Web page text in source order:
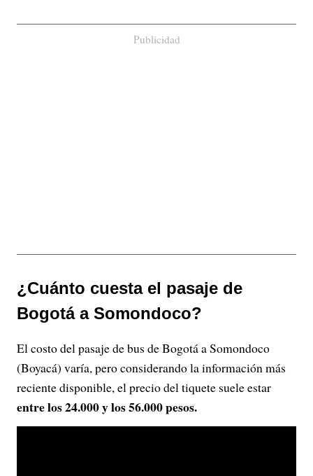
Publicidad
¿Cuánto cuesta el pasaje de
Bogotá a Somondoco?
El costo del pasaje de bus de Bogotá a Somondoco
(Boyacá) varía, pero considerando la información más
reciente disponible, el precio del tiquete suele estar
entre los 24.000 y los 56.000 pesos.